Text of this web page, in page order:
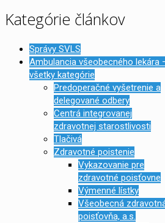
Kategórie článkov
Správy SVLS
Ambulancia všeobecného lekára
všetky kategórie
Predoperačné vyšetrenie a
delegované odbery
Centrá integrovanej
zdravotnej starostlivosti
Tlačivá
Zdravotné poistenie
Vykazovanie pre
zdravotné poisťovne
Výmenné lístky
Všeobecná
poisťovňa, a.s.